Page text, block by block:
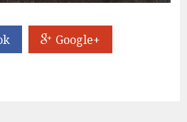
Google+